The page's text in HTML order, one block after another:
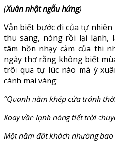
(Xuân nhật ngẫu hứng)
Vẫn biết bước đi của tự
thu sang, nóng rồi lại lạnh,
tâm hồn nhạy cảm của thi
ngây thơ rằng không biết
trôi qua tự lúc nào mà ý
cánh mai vàng:
“Quanh năm khép cửa tránh
Xoay vần lạnh nóng tiết trời
Một năm đất khách nhường bao